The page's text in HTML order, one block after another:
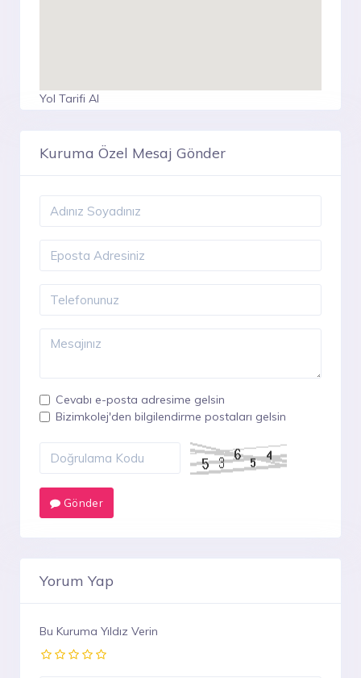
Yol Tarifi Al
Kuruma Özel Mesaj Gönder
Cevabı e-posta adresime gelsin
Bizimkolej'den bilgilendirme postaları gelsin
Gönder
Yorum Yap
Bu Kuruma Yıldız Verin